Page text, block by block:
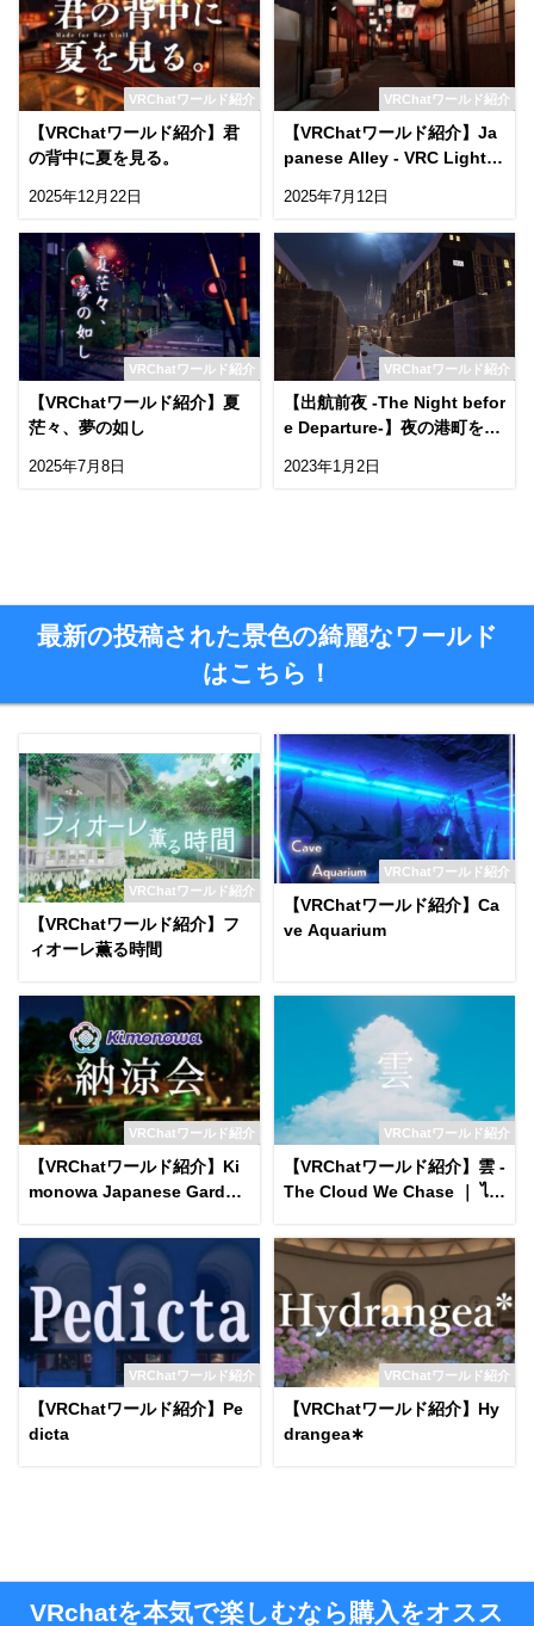
VRChatワールド紹介
【VRChatワールド紹介】君
の背中に夏を見る。
2025年12月22日
VRChatワールド紹介
【VRChatワールド紹介】Ja
panese Alley - VRC Light V
2025年7月12日
VRChatワールド紹介
【VRChatワールド紹介】夏
茫々、夢の如し
2025年7月8日
VRChatワールド紹介
【出航前夜 -The Night befor
e Departure-】夜の港町を探
2023年1月2日
最新の投稿された景色の綺麗なワールド
はこちら！
VRChatワールド紹介
【VRChatワールド紹介】フ
ィオーレ薫る時間
VRChatワールド紹介
【VRChatワールド紹介】Ca
ve Aquarium
VRChatワールド紹介
【VRChatワールド紹介】Ki
monowa Japanese Garden
VRChatワールド紹介
【VRChatワールド紹介】雲 -
The Cloud We Chase ｜ ไก
VRChatワールド紹介
【VRChatワールド紹介】Pe
dicta
VRChatワールド紹介
【VRChatワールド紹介】Hy
drangea∗
VRchatを本気で楽しむなら購入をオスス